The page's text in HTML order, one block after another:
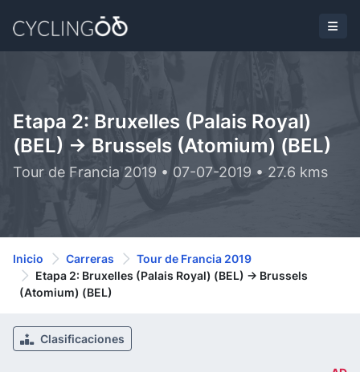
Etapa 2: Bruxelles (Palais Royal)
(BEL) -> Brussels (Atomium) (BEL)
Tour de Francia 2019 • 07-07-2019 • 27.6 kms
Inicio Carreras
Tour de Francia 2019
Etapa 2: Bruxelles (Palais Royal) (BEL) -> Brussels
(Atomium) (BEL)
Clasificaciones